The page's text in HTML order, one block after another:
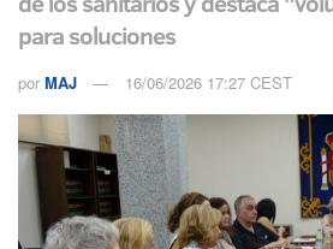
para soluciones
por MAJ 16/06/2026 17:27 CEST